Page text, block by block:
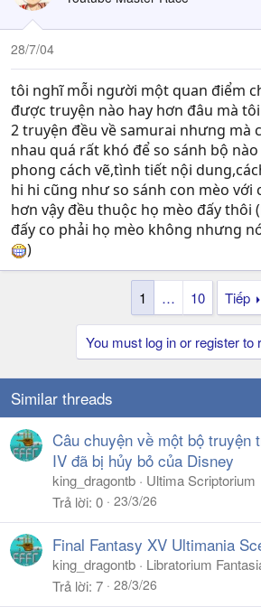
28/7/04
tôi nghĩ mỗi người một quan điểm
được truyện nào hay hơn đâu mà
2 truyện đều về samurai nhưng mà
nhau quá rất khó để so sánh bộ
phong cách vẽ,tình tiết nội
hi hi cũng như so sánh con mèo với
hơn vậy đều thuộc họ mèo đấy thôi
đấy co phải họ mèo không nhưng
)
1 … 10 Tiếp
You must log in or register to
Similar threads
Câu chuyện về một bộ truyện
IV đã bị hủy bỏ của Disney
king_dragontb
Ultima Scriptorium
Trả lời 0 23/3/26
Final Fantasy XV Ultimania
king_dragontb
Libratorium
Trả lời 7 28/3/26